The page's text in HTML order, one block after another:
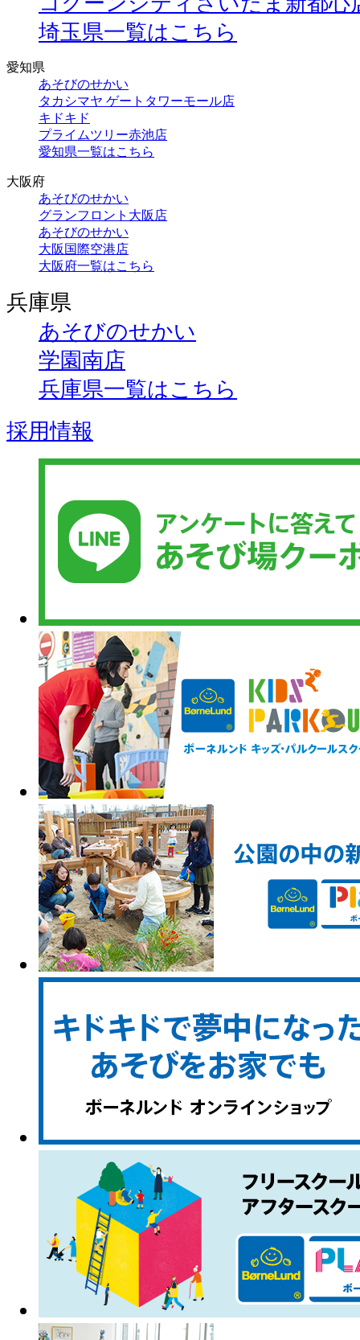
埼玉県一覧はこちら
愛知県
あそびのせかい
タカシマヤ ゲートタワーモール店
キドキド
プライムツリー赤池店
愛知県一覧はこちら
大阪府
あそびのせかい
グランフロント大阪店
あそびのせかい
大阪国際空港店
大阪府一覧はこちら
兵庫県
あそびのせかい
学園南店
兵庫県一覧はこちら
採用情報